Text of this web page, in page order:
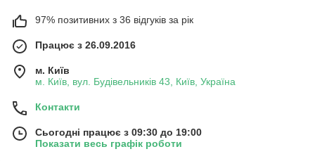
97% позитивних з 36 відгуків за рік
Працює з 26.09.2016
м. Київ
м. Київ, вул. Будівельників 43, Київ, Україна
Контакти
Сьогодні працює з 09:30 до 19:00
Показати весь графік роботи